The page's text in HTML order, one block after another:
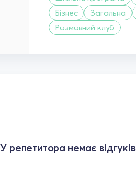
Бізнес
Загальна
Розмовний клуб
У репетитора немає відгуків